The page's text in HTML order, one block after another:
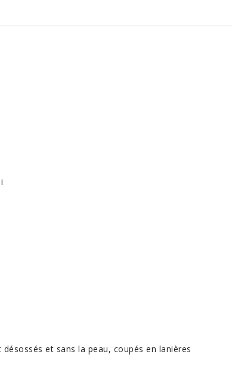
et sans la peau, coupés en lanières